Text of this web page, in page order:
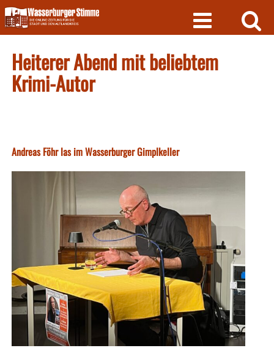
Skip
to
content
Heiterer Abend mit beliebtem
Krimi-Autor
Andreas Föhr las im Wasserburger Gimplkeller